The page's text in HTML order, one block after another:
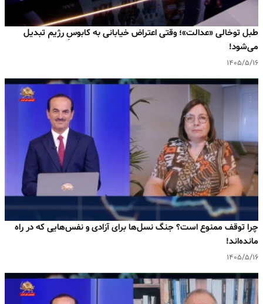
طبل توخالی «عدالت»؛ وقتی اعتراض خیابانی به کابوسِ رژیم تبدیل
می‌شود!
۱۴۰۵/۵/۱۶
چرا توقف ممنوع است؟ جنگ نسل‌ها برای آزادی و نفس‌هایی که در راه
مانده‌اند!
۱۴۰۵/۵/۱۶